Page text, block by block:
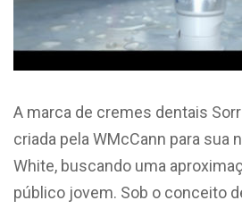
A marca de cremes dentais
criada pela WMcCann para sua
White, buscando uma
público jovem. Sob o conceito